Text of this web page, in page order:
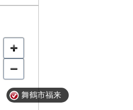
舞鶴市福来